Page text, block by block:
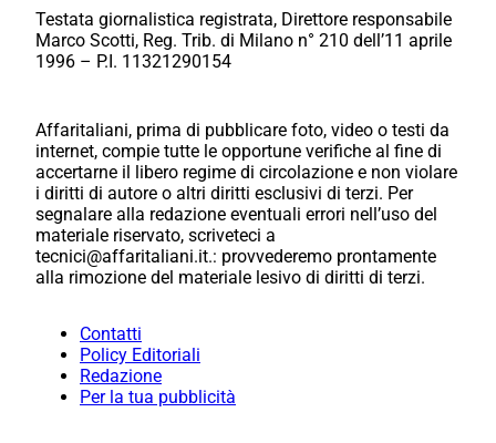
Testata giornalistica registrata, Direttore responsabile
Marco Scotti, Reg. Trib. di Milano n° 210 dell’11 aprile
1996 – P.I. 11321290154
Affaritaliani, prima di pubblicare foto, video o testi da
internet, compie tutte le opportune verifiche al fine di
accertarne il libero regime di circolazione e non violare
i diritti di autore o altri diritti esclusivi di terzi. Per
segnalare alla redazione eventuali errori nell’uso del
materiale riservato, scriveteci a
tecnici@affaritaliani.it.: provvederemo prontamente
alla rimozione del materiale lesivo di diritti di terzi.
Contatti
Policy Editoriali
Redazione
Per la tua pubblicità